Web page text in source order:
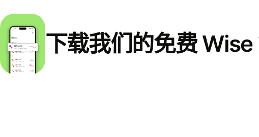
下载我们的免费